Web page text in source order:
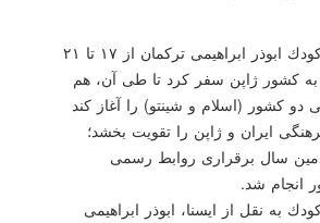
به گزارش مدل كودك ابوذر ابراهیمی تركمان از ۱۷ تا ۲۱
به كشور ژاپن سفر كرد تا طی آن، هم
دو كشور (اسلام و شینتو) را آغاز كند
ایران و ژاپن را تقویت بخشد؛
سال برقراری روابط رسمی
انجام شد.
به نقل از ایسنا، ابوذر ابراهیمی